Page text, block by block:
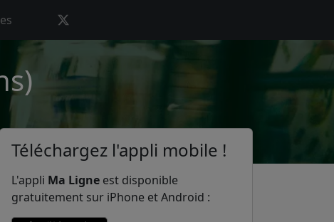
Téléchargez l'appli mobile !
L'appli Ma Ligne est disponible
gratuitement sur iPhone et Android :